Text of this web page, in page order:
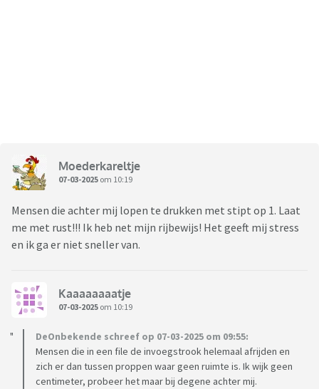
Moederkareltje
07-03-2025 om 10:19
Mensen die achter mij lopen te drukken met stipt op 1. Laat
me met rust!!! Ik heb net mijn rijbewijs! Het geeft mij stress
en ik ga er niet sneller van.
Kaaaaaaaatje
07-03-2025 om 10:19
DeOnbekende schreef op 07-03-2025 om 09:55:
Mensen die in een file de invoegstrook helemaal afrijden en
zich er dan tussen proppen waar geen ruimte is. Ik wijk geen
centimeter, probeer het maar bij degene achter mij.